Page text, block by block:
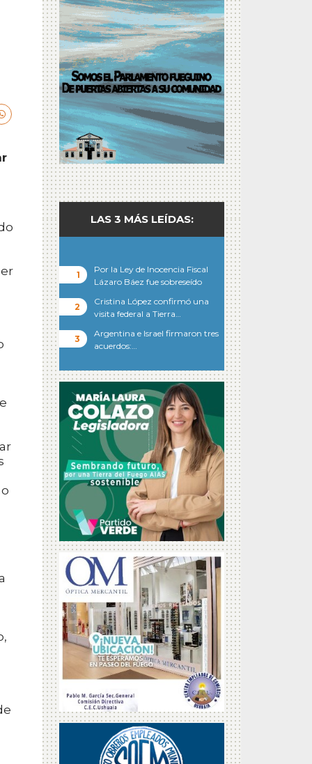
LAS 3 MÁS LEÍDAS:
Por la Ley de Inocencia Fiscal
Lázaro Báez fue sobreseído
Cristina López confirmó una
visita federal a Tierra…
Argentina e Israel firmaron tres
acuerdos:…